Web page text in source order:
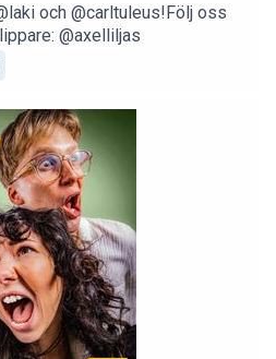
och @carltuleus!Följ oss
@axelliljas